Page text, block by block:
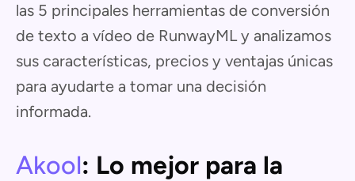
las 5 principales herramientas de conversión
de texto a vídeo de RunwayML y analizamos
sus características, precios y ventajas únicas
para ayudarte a tomar una decisión
informada.
Akool: Lo mejor para la